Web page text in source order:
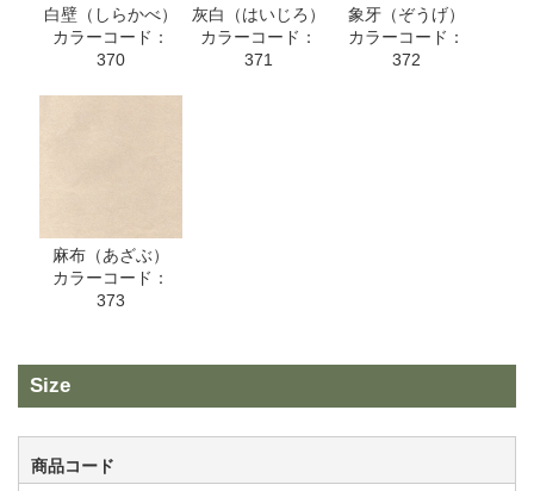
白壁（しらかべ）
カラーコード：
370
灰白（はいじろ）
カラーコード：
371
象牙（ぞうげ）
カラーコード：
372
麻布（あざぶ）
カラーコード：
373
Size
商品コード